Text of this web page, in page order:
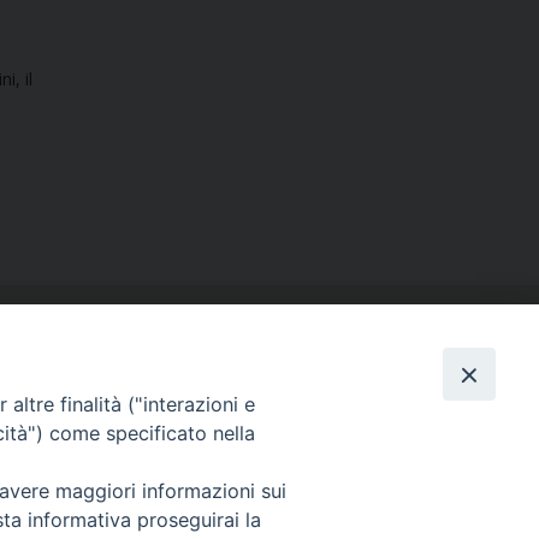
il
Facebook
Instagram
X YouTube
altre finalità ("interazioni e
come specificato nella
maggiori informazioni sui
informativa proseguirai la